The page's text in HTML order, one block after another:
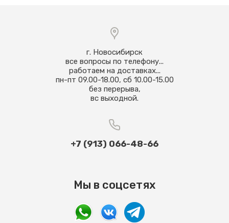
г. Новосибирск
все вопросы по телефону...
работаем на доставках...
пн-пт 09.00-18.00, сб 10.00-15.00
без перерыва,
вс выходной.
+7 (913) 066-48-66
Мы в соцсетях